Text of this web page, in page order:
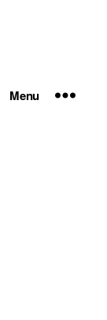
Menu